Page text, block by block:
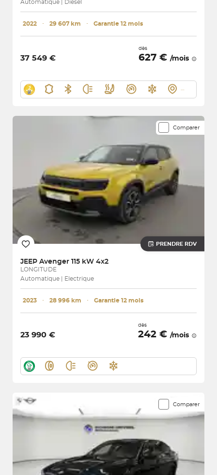
Automatique | Diesel
2022 ･ 29 607 km ･ Garantie 12 mois
37 549 €
dès
627 € /mois
Comparer
PRENDRE RDV
JEEP Avenger 115 kW 4x2
LONGITUDE
Automatique | Electrique
2023 ･ 28 996 km ･ Garantie 12 mois
23 990 €
dès
242 € /mois
Comparer